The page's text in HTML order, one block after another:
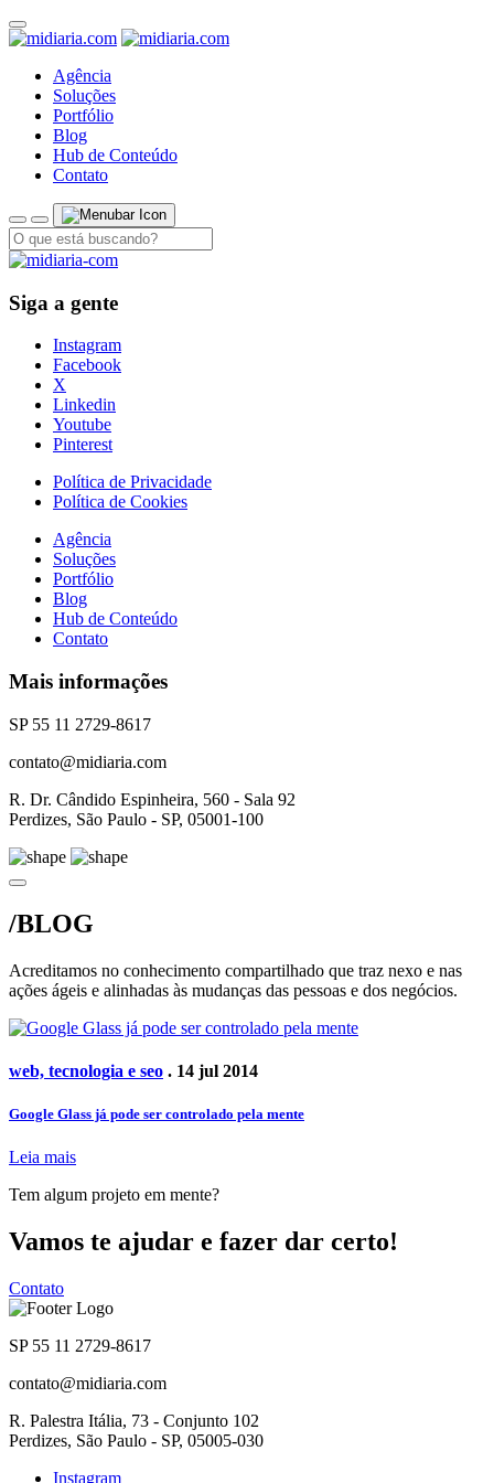
Agência
Soluções
Portfólio
Blog
Hub de Conteúdo
Contato
Siga a gente
Instagram
Facebook
X
Linkedin
Youtube
Pinterest
Política de Privacidade
Política de Cookies
Agência
Soluções
Portfólio
Blog
Hub de Conteúdo
Contato
Mais informações
SP 55 11 2729-8617
contato@midiaria.com
R. Dr. Cândido Espinheira, 560 - Sala 92
Perdizes, São Paulo - SP, 05001-100
/BLOG
Acreditamos no conhecimento compartilhado que traz nexo e nas
ações ágeis e alinhadas às mudanças das pessoas e dos negócios.
web, tecnologia e seo . 14 jul 2014
Google Glass já pode ser controlado pela mente
Leia mais
Tem algum projeto em mente?
Vamos te ajudar e fazer dar certo!
Contato
SP 55 11 2729-8617
contato@midiaria.com
R. Palestra Itália, 73 - Conjunto 102
Perdizes, São Paulo - SP, 05005-030
Instagram